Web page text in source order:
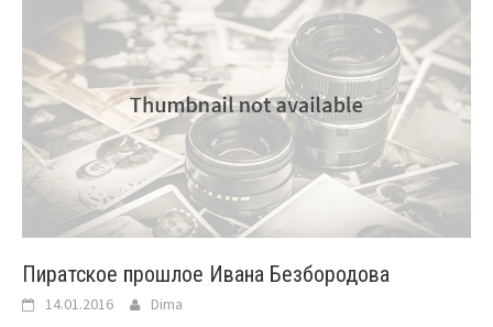
Пиратское прошлое Ивана Безбородова
14.01.2016 Dima